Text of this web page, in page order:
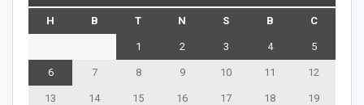
H B T N S B C
1 2 3 4 5
6 7 8 9 10 11 12
13 14 15 16 17 18 19